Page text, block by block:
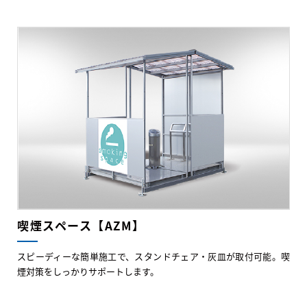
喫煙スペース【AZM】
スピーディーな簡単施工で、スタンドチェア・灰皿が取付可能。喫
煙対策をしっかりサポートします。